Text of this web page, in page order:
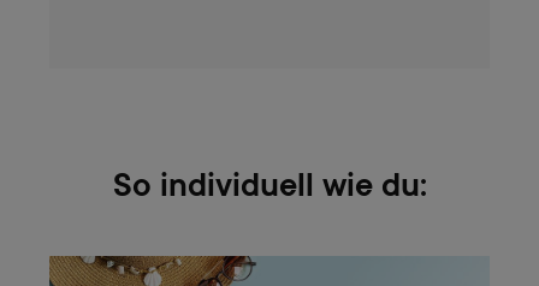
So individuell wie du: